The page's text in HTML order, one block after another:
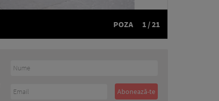
POZA 1 / 21